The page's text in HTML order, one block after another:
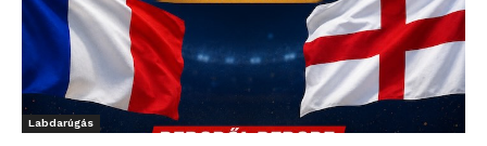
Labdarúgás